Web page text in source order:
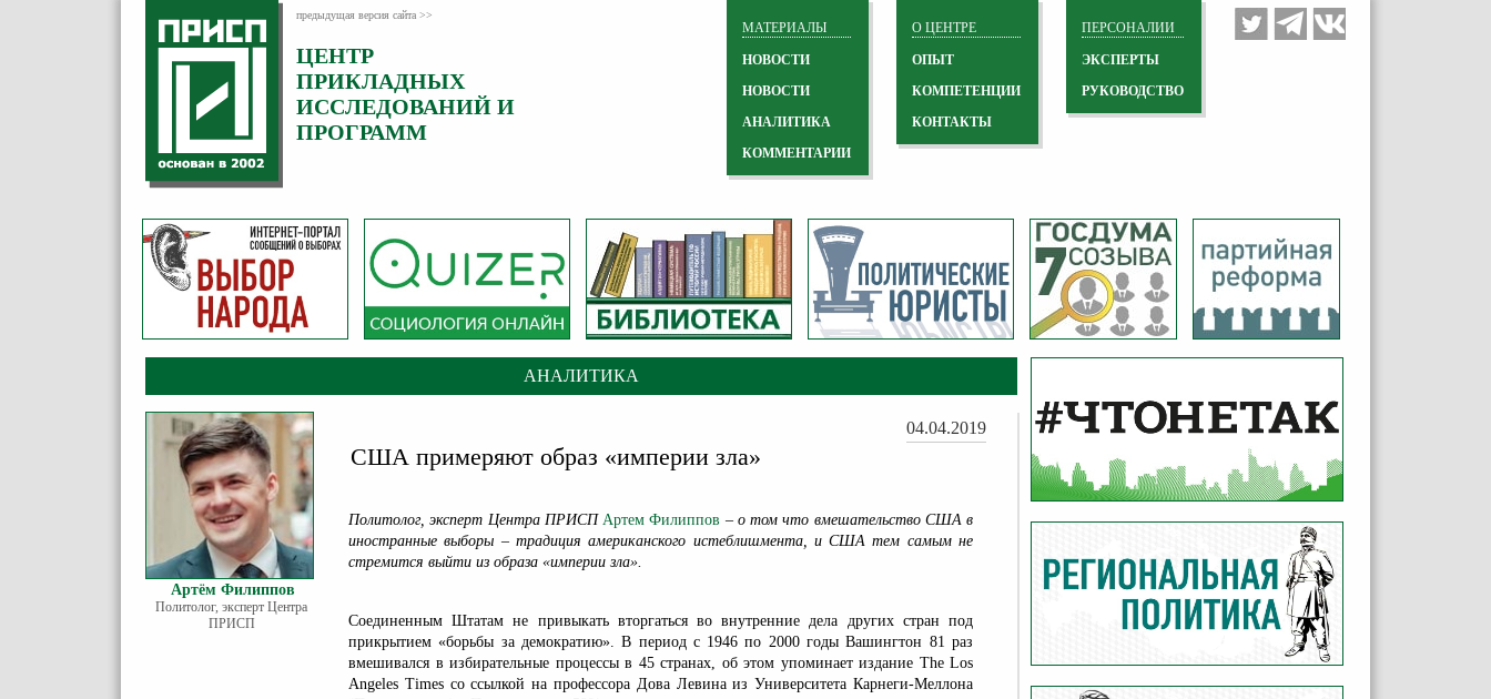
предыдущая версия сайта >>
ЦЕНТР
ПРИКЛАДНЫХ
ИССЛЕДОВАНИЙ И
ПРОГРАММ
ПЕРСОНАЛИИ
ЭКСПЕРТЫ
РУКОВОДСТВО
О ЦЕНТРЕ
ОПЫТ
КОМПЕТЕНЦИИ
КОНТАКТЫ
МАТЕРИАЛЫ
НОВОСТИ
НОВОСТИ
АНАЛИТИКА
КОММЕНТАРИИ
АНАЛИТИКА
Артём Филиппов
Политолог, эксперт Центра
ПРИСП
04.04.2019
США примеряют образ «империи зла»
Политолог, эксперт Центра ПРИСП Артем Филиппов – о том что вмешательство США в
иностранные выборы – традиция американского истеблишмента, и США тем самым не
стремится выйти из образа «империи зла».
Соединенным Штатам не привыкать вторгаться во внутренние дела других стран под
прикрытием «борьбы за демократию». В период с 1946 по 2000 годы Вашингтон 81 раз
вмешивался в избирательные процессы в 45 странах, об этом упоминает издание The Los
Angeles Times со ссылкой на профессора Дова Левина из Университета Карнеги-Меллона